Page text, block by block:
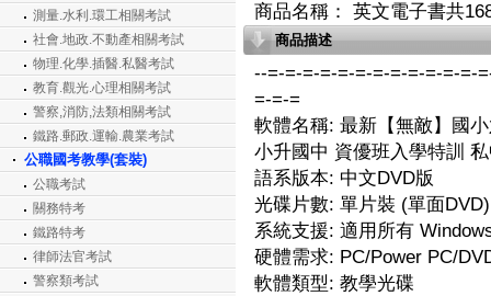
測量.水利.環工相關考試
社會.地政.不動產相關考試
物理.化學.插醫.私醫考試
教育.觀光.心理相關考試
警察,消防,法類相關考試
鐵路.郵政.運輸.農業考試
公職國考教學(套裝)
公職考試
關務特考
鐵路特考
律師法官考試
警察類考試
商品名稱：
英文電子書共
商品描述
--=-=-=-=-=-=-=-=-=-=-=-=-
=-=-=
軟體名稱: 最新【無敵】國
小升國中 資優班入學特訓
語系版本: 中文DVD版
光碟片數: 單片裝 (單面DVD)
系統支援: 適用所有
硬體需求: PC/Power PC/
軟體類型: 教學光碟